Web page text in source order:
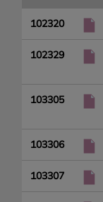
102320
102329
103305
103306
103307